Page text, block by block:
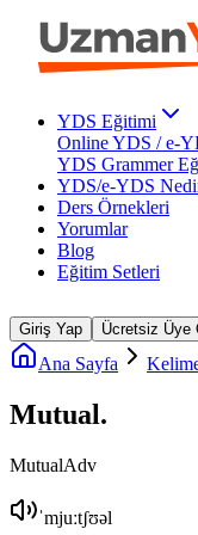
YDS Eğitimi
Online YDS / e-
YDS Grammer
YDS/e-YDS
Ders Örnekleri
Yorumlar
Blog
Eğitim Setleri
Giriş Yap Ücretsiz Üye
Ana Sayfa
Mutual.
MutualAdv
ˈmjuːtʃʊəl